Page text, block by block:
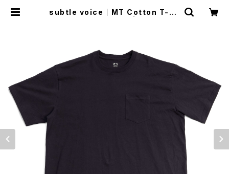
subtle voice｜MT Cotton T-sh